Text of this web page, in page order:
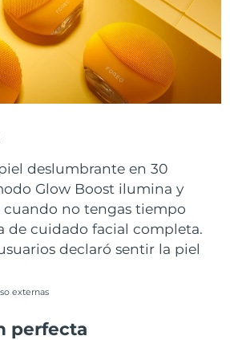
deslumbrante en 30
Glow Boost ilumina y
cuando no tengas tiempo
de cuidado facial completa.
declaró sentir la piel
externas
perfecta
Entrega prevista 8/15/26
Entrega prevista8/14/26
Entrega prevista8/11/26
Entrega prevista8/10/26
Entrega prevista8/11/26